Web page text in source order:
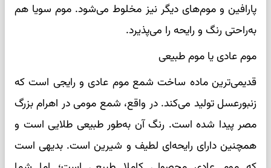
پارافین و موم‌های دیگر نیز مخلوط می‌شود. موم سویا هم
به‌راحتی رنگ و رایحه را می‌پذیرد.
موم عادی یا موم طبیعی
قدیمی‌ترین ماده ساخت شمع موم عادی و رایجی است که
زنبورعسل تولید می‌کند. در واقع، شمع مومی در اهرام بزرگ
مصر پیدا شده است. رنگ آن به‌طور طبیعی طلایی است و
همچنین دارای رایحه‌ای لطیف و شیرین است. بدیهی است